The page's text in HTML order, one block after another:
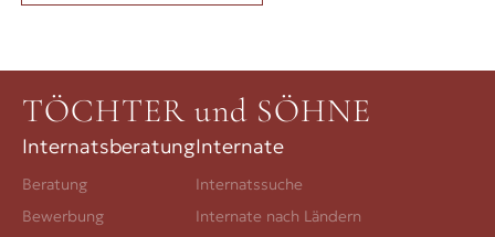
TÖCHTER und SÖHNE
Internatsberatung
Beratung
Bewerbung
Internate
Internatssuche
Internate nach Ländern